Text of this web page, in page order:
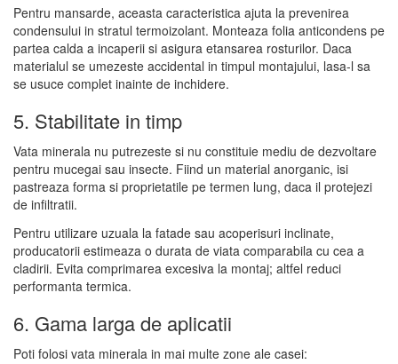
Pentru mansarde, aceasta caracteristica ajuta la prevenirea
condensului in stratul termoizolant. Monteaza folia anticondens pe
partea calda a incaperii si asigura etansarea rosturilor. Daca
materialul se umezeste accidental in timpul montajului, lasa-l sa
se usuce complet inainte de inchidere.
5. Stabilitate in timp
Vata minerala nu putrezeste si nu constituie mediu de dezvoltare
pentru mucegai sau insecte. Fiind un material anorganic, isi
pastreaza forma si proprietatile pe termen lung, daca il protejezi
de infiltratii.
Pentru utilizare uzuala la fatade sau acoperisuri inclinate,
producatorii estimeaza o durata de viata comparabila cu cea a
cladirii. Evita comprimarea excesiva la montaj; altfel reduci
performanta termica.
6. Gama larga de aplicatii
Poti folosi vata minerala in mai multe zone ale casei: